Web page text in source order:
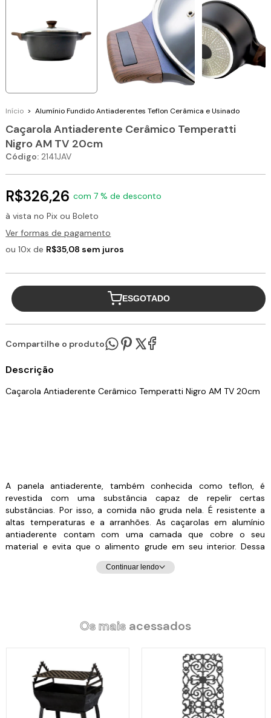
Início > Alumínio Fundido Antiaderentes Teflon Cerâmica e Usinado
Caçarola Antiaderente Cerâmico Temperatti
Nigro AM TV 20cm
Código: 2141JAV
R$326,26 com 7 % de desconto
à vista no Pix ou Boleto
Ver formas de pagamento
ou 10x de R$35,08 sem juros
ESGOTADO
Compartilhe o produto:
Descrição
Caçarola Antiaderente Cerâmico Temperatti Nigro AM TV 20cm
A panela antiaderente, também conhecida como teflon, é
revestida com uma substância capaz de repelir certas
substâncias. Por isso, a comida não gruda nela. É resistente a
altas temperaturas e a arranhões. As caçarolas em alumínio
antiaderente contam com uma camada que cobre o seu
material e evita que o alimento grude em seu interior. Dessa
forma, contribuem para uma culinária saudável, dispensando o
uso excessivo de gordura ou óleos vegetais. Para quem gosta
Gás e Vitrocerâmico. Livre de PFOA.
Manutenção e Dicas:
Continuar lendo
Os mais acessados